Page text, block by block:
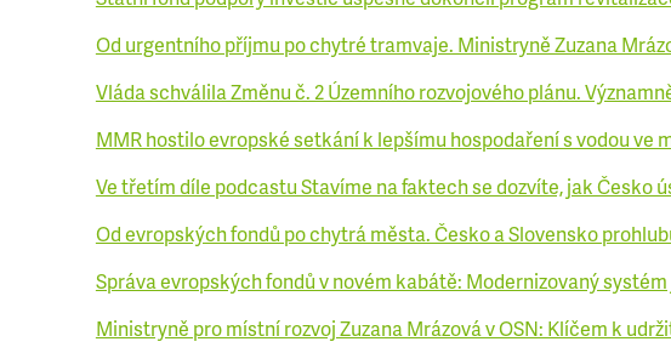
Od urgentního příjmu po chytré tramvaje. Ministryně Zuzana
Vláda schválila Změnu č. 2 Územního rozvojového plánu.
MMR hostilo evropské setkání k lepšímu hospodaření s vodou ve
Ve třetím díle podcastu Stavíme na faktech se dozvíte, jak Česko
Od evropských fondů po chytrá města. Česko a Slovensko
Správa evropských fondů v novém kabátě: Modernizovaný
Ministryně pro místní rozvoj Zuzana Mrázová v OSN: Klíčem k